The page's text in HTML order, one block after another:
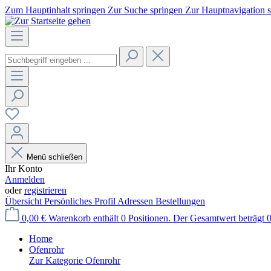
Zum Hauptinhalt springen Zur Suche springen Zur Hauptnavigation
Menü schließen
Ihr Konto
Anmelden
oderregistrieren
Übersicht Persönliches Profil Adressen Bestellungen
0,00 € Warenkorb enthält 0 Positionen. Der Gesamtwert beträgt
Home
Ofenrohr
Zur Kategorie Ofenrohr